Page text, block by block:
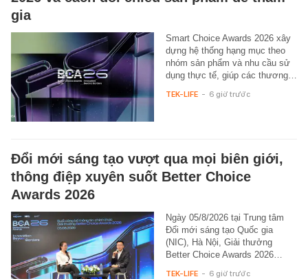
gia
Smart Choice Awards 2026 xây
dựng hệ thống hạng mục theo
nhóm sản phẩm và nhu cầu sử
dụng thực tế, giúp các thương…
TEK-LIFE - 6 giờ trước
Đổi mới sáng tạo vượt qua mọi biên giới,
thông điệp xuyên suốt Better Choice
Awards 2026
Ngày 05/8/2026 tại Trung tâm
Đổi mới sáng tạo Quốc gia
(NIC), Hà Nội, Giải thưởng
Better Choice Awards 2026…
TEK-LIFE - 6 giờ trước